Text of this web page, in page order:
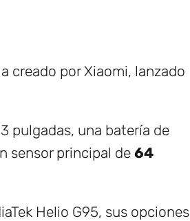
creado por Xiaomi, lanzado
pulgadas, una batería de
sensor principal de 64
Helio G95, sus opciones